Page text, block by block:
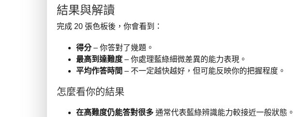
結果與解讀
完成 20 張色板後，你會看到：
得分– 你答對了幾題。
最高到達難度 – 你處理藍綠細微差異的能力表現。
平均作答時間 – 不一定越快越好，但可能反映你的把握程度。
怎麼看你的結果
在高難度仍能答對很多 通常代表藍綠辨識能力較接近一般狀態。